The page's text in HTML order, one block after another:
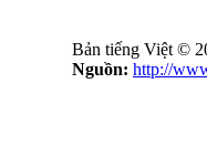
Bản tiếng Việt ©
Nguồn: http://